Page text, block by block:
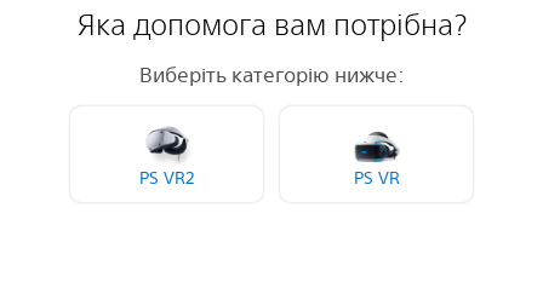
Яка допомога вам потрібна?
Виберіть категорію нижче:
PS VR‎2 PS VR